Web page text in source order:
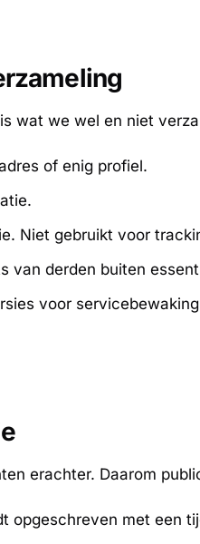
wat we wel en niet
of enig profiel.
Niet gebruikt voor
derden buiten
voor
erachter. Daarom
met een